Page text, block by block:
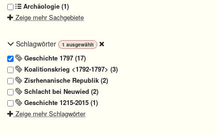
Archäologie (1)
Zeige mehr Sachgebiete
Schlagwörter 1 ausgewählt
Geschichte 1797 (17)
Koalitionskrieg <1792-1797> (3)
Zisrhenanische Republik (2)
Schlacht bei Neuwied (2)
Geschichte 1215-2015 (1)
Zeige mehr Schlagwörter